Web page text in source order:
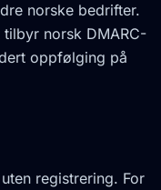
norske bedrifter.
norsk DMARC-
oppfølging på
registrering. For